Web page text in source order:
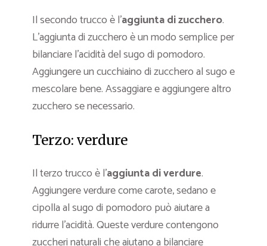
Il secondo trucco è l’aggiunta di zucchero.
L’aggiunta di zucchero è un modo semplice per
bilanciare l’acidità del sugo di pomodoro.
Aggiungere un cucchiaino di zucchero al sugo e
mescolare bene. Assaggiare e aggiungere altro
zucchero se necessario.
Terzo: verdure
Il terzo trucco è l’aggiunta di verdure.
Aggiungere verdure come carote, sedano e
cipolla al sugo di pomodoro può aiutare a
ridurre l’acidità. Queste verdure contengono
zuccheri naturali che aiutano a bilanciare